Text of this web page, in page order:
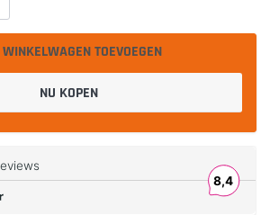
TOEVOEGEN
NU KOPEN